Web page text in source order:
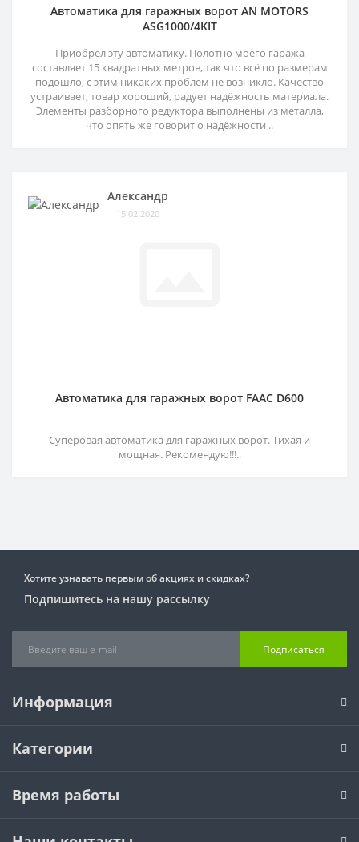
Автоматика для гаражных ворот AN MOTORS
ASG1000/4KIT
Приобрел эту автоматику. Полотно моего гаража
составляет 15 квадратных метров, так что всё по размерам
подошло, с этим никаких проблем не возникло. Качество
устраивает, товар хороший, радует надёжность материала.
Элементы разборного редуктора выполнены из металла,
что опять же говорит о надёжности ..
Александр
15.02.2020
Автоматика для гаражных ворот FAAC D600
Суперовая автоматика для гаражных ворот. Тихая и
мощная. Рекомендую!!!..
Хотите узнавать первым об акциях и скидках?
Подпишитесь на нашу рассылку
Подписаться
Информация
Категории
Время работы